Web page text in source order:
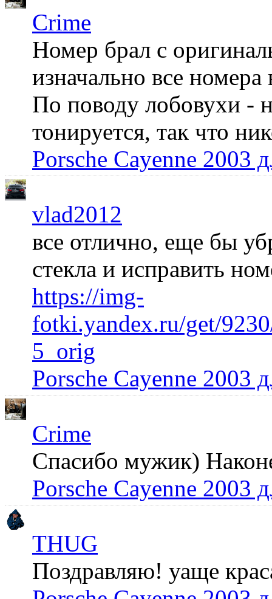
Crime
Номер брал с
изначально все
По поводу лобовухи -
тонируется, так что
Porsche Cayenne 2003
vlad2012
все отлично, еще бы
стекла и исправить
https://img-
fotki.yandex.ru/get/
5_orig
Porsche Cayenne 2003
Crime
Спасибо мужик)
Porsche Cayenne 2003
THUG
Поздравляю! уаще